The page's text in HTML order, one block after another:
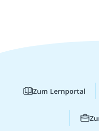
Zum Lernportal